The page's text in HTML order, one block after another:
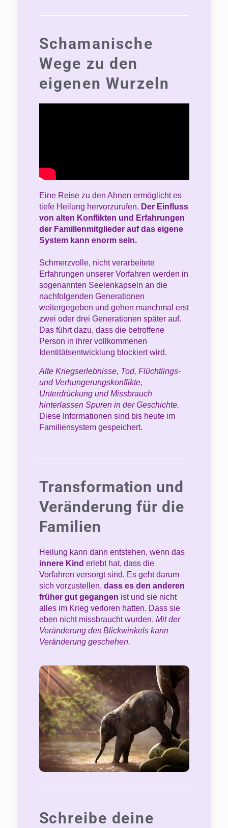
Schamanische
Wege zu den
eigenen Wurzeln
Eine Reise zu den Ahnen ermöglicht es
tiefe Heilung hervorzurufen. Der Einfluss
von alten Konflikten und Erfahrungen
der Familienmitglieder auf das eigene
System kann enorm sein.
Schmerzvolle, nicht verarbeitete
Erfahrungen unserer Vorfahren werden in
sogenannten Seelenkapseln an die
nachfolgenden Generationen
weitergegeben und gehen manchmal erst
zwei oder drei Generationen später auf.
Das führt dazu, dass die betroffene
Person in ihrer vollkommenen
Identitätsentwicklung blockiert wird.
Alte Kriegserlebnisse, Tod, Flüchtlings-
und Verhungerungskonflikte,
Unterdrückung und Missbrauch
hinterlassen Spuren in der Geschichte.
Diese Informationen sind bis heute im
Familiensystem gespeichert.
Transformation und
Veränderung für die
Familien
Heilung kann dann entstehen, wenn das
innere Kind erlebt hat, dass die
Vorfahren versorgt sind. Es geht darum
sich vorzustellen, dass es den anderen
früher gut gegangen ist und sie nicht
alles im Krieg verloren hatten. Dass sie
eben nicht missbraucht wurden. Mit der
Veränderung des Blickwinkels kann
Veränderung geschehen.
Schreibe deine